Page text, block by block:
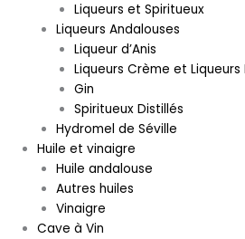
Liqueurs et Spiritueux
Liqueurs Andalouses
Liqueur d’Anis
Liqueurs Crème et Liqueurs
Gin
Spiritueux Distillés
Hydromel de Séville
Huile et vinaigre
Huile andalouse
Autres huiles
Vinaigre
Cave à Vin